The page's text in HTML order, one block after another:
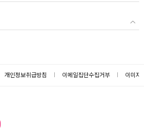
개인정보취급방침 이메일집단수집거부 이미지